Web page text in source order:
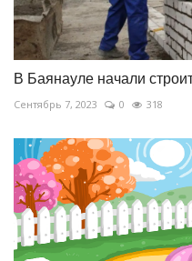
В Баянауле начали
Сентябрь 7, 2023 0 318